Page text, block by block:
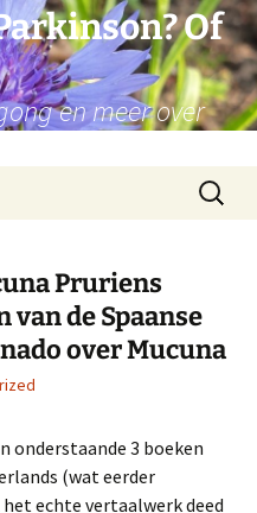
Of
en meer over
Zoeken
naar:
Pruriens
van de Spaanse
over Mucuna
onderstaande 3 boeken
(wat eerder
echte vertaalwerk deed